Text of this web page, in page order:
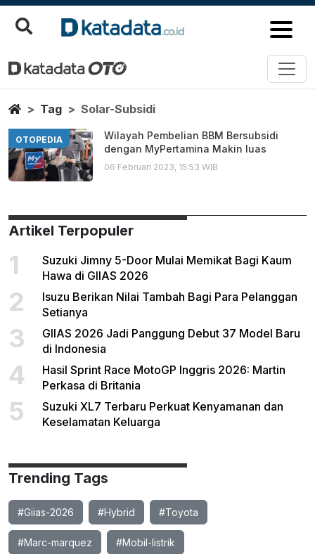
Solar Subsidi
Berita Terbaru
HomeTag Solar-Subsidi
OTOPEDIA
Wilayah Pembelian BBM Bersubsidi
dengan MyPertamina Makin luas
06 Februari 2023, 15:53 WIB
Artikel Terpopuler
1
Suzuki Jimny 5-Door Mulai Memikat Bagi Kaum
Hawa di GIIAS 2026
2
Isuzu Berikan Nilai Tambah Bagi Para Pelanggan
Setianya
3
GIIAS 2026 Jadi Panggung Debut 37 Model Baru
di Indonesia
4
Hasil Sprint Race MotoGP Inggris 2026: Martin
Perkasa di Britania
5
Suzuki XL7 Terbaru Perkuat Kenyamanan dan
Keselamatan Keluarga
Trending Tags
#Giias-2026 #Hybrid #Toyota
#Marc-marquez #Mobil-listrik